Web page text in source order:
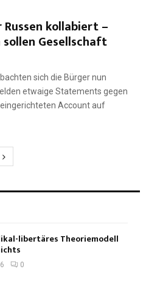
kollabiert –
Gesellschaft
sich die Bürger nun
etwaige Statements gegen
Account auf
libertäres Theoriemodell
0